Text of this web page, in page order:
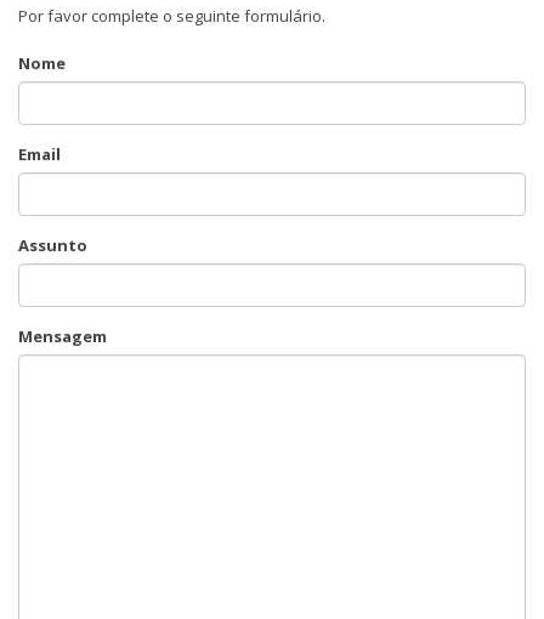
Por favor complete o seguinte formulário.
Nome
Email
Assunto
Mensagem